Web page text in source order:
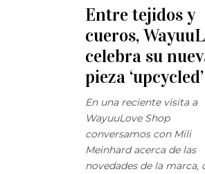
Entre tejidos y
cueros,
celebra su
pieza ‘upcycled’
En una reciente visita a
WayuuLove Shop
conversamos con Mili
Meinhard acerca de las
novedades de la marca,